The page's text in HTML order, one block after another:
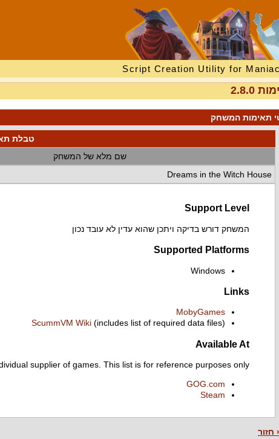
Script Creation Utility for
2.8.0
תאימות המשחק
טבלת
שם מלא של המשחק
Dreams in the Witch House
Support Level
המשחק דורש בדיקה ויתכן שהוא עדין לא עובד נכון
Supported Platforms
Windows
Links
MobyGames
ScummVM Wiki (includes list of required data files)
Available At
supplier of games. This list is for reference purposes only.
GOG.com
Steam
חזור